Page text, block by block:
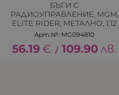
БЪГИ С
РАДИОУПРАВЛЕНИЕ, MGM,
ELITE RIDER, МЕТАЛНО, 1:12
Арт.№: MG094810
56.19€ / 109.90лв.